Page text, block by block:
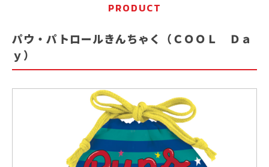
サステナビリティ
お問い合わせ
PRODUCT
パウ・パトロールきんちゃく（ＣＯＯＬ Ｄａ
ｙ）